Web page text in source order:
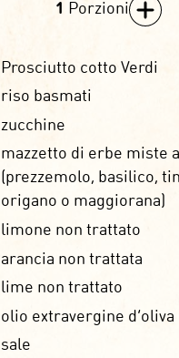
1 Porzioni
Prosciutto cotto Verdi
riso basmati
zucchine
mazzetto di erbe miste
(prezzemolo, basilico,
origano o maggiorana)
limone non trattato
arancia non trattata
lime non trattato
olio extravergine d’oliva
sale